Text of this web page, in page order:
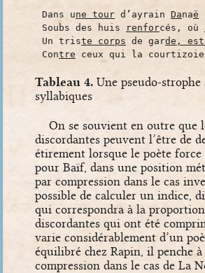
Dans une tour d’ayrain Danaë
Soubs des huis
renforcés, où
Un triste corps de garde,
Contre ceux qui la
Tableau 4. Une pseudo-strophe
syllabiques
On se souvient en outre que
discordantes peuvent l’être de
étirement lorsque le poète force
pour Baïf, dans une position
par compression dans le cas
possible de calculer un indice,
qui correspondra à la
discordantes qui ont été
varie considérablement d’un
équilibré chez Rapin, il penche
compression dans le cas de La